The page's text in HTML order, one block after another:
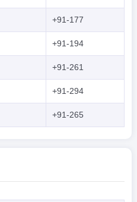
+91-177
+91-194
+91-261
+91-294
+91-265